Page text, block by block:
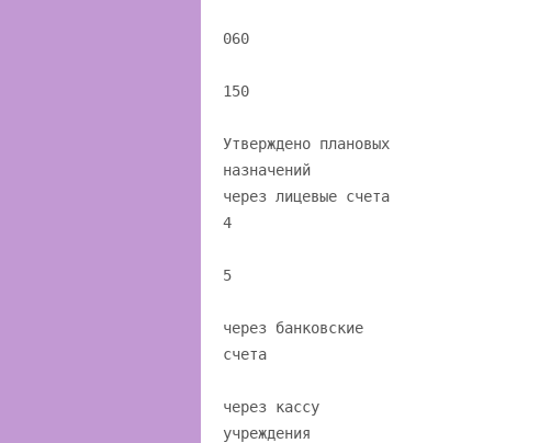
060
150
Утверждено плановых
назначений
через лицевые счета
4
5
через банковские
счета
через кассу
учреждения